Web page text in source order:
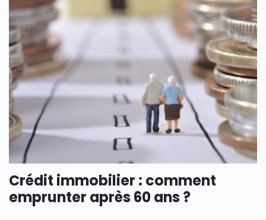
CATÉGORIES
TOUS LES THÈMES
Crédit immobilier : comment
emprunter après 60 ans ?